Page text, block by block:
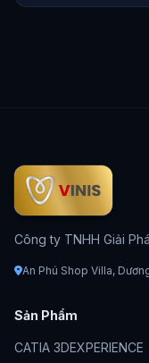
Công ty TNHH Giải
An Phú Shop Villa,
Sản Phẩm
CATIA 3DEXPERIENCE